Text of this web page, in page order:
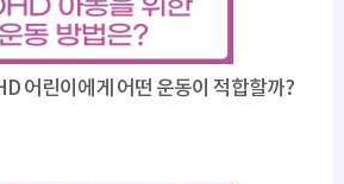
어린이에게 어떤 운동이 적합할까?